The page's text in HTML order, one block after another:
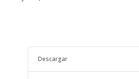
Descargar